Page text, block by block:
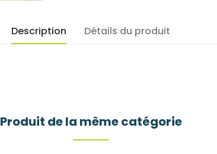
Description Détails du produit
Produit de la même catégorie